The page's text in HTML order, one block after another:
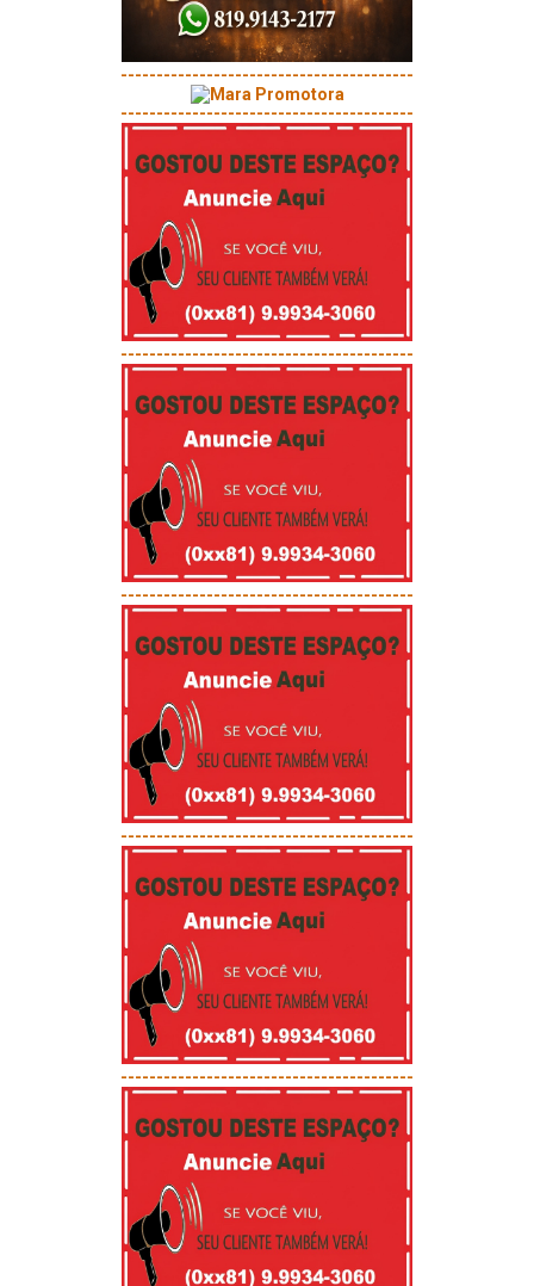
-----------------------------------------
-----------------------------------------
-----------------------------------------
-----------------------------------------
-----------------------------------------
-----------------------------------------